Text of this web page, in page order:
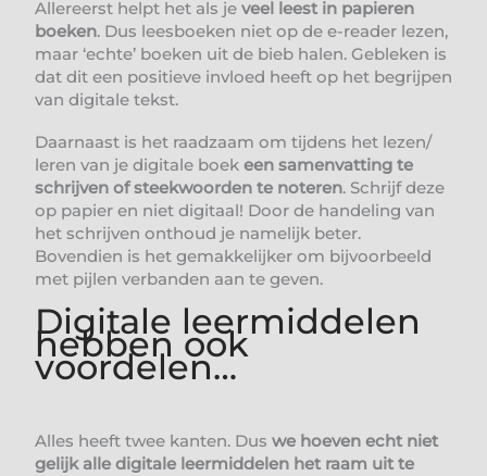
Allereerst helpt het als je veel leest in papieren
boeken. Dus leesboeken niet op de e-reader lezen,
maar ‘echte’ boeken uit de bieb halen. Gebleken is
dat dit een positieve invloed heeft op het begrijpen
van digitale tekst.
Daarnaast is het raadzaam om tijdens het lezen/
leren van je digitale boek een samenvatting te
schrijven of steekwoorden te noteren. Schrijf deze
op papier en niet digitaal! Door de handeling van
het schrijven onthoud je namelijk beter.
Bovendien is het gemakkelijker om bijvoorbeeld
met pijlen verbanden aan te geven.
Digitale leermiddelen
hebben ook
voordelen…
Alles heeft twee kanten. Dus we hoeven echt niet
gelijk alle digitale leermiddelen het raam uit te